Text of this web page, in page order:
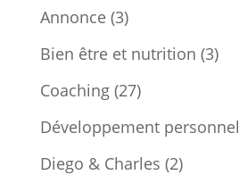
Annonce(3)
Bien être et nutrition (3)
Coaching(27)
Développement personnel
Diego & Charles (2)